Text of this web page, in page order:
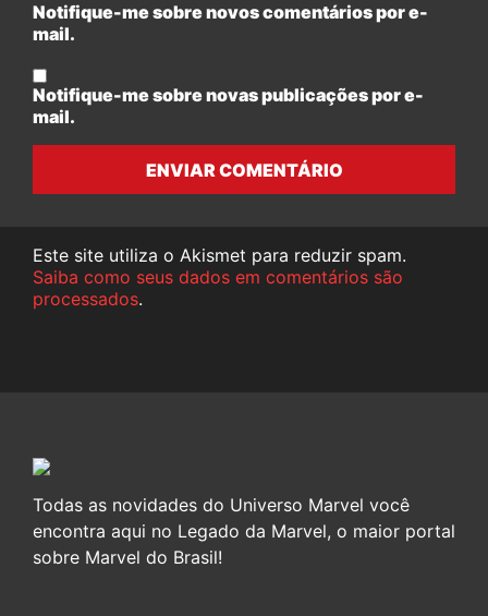
Notifique-me sobre novos comentários por e-
mail.
Notifique-me sobre novas publicações por e-
mail.
ENVIAR COMENTÁRIO
Este site utiliza o Akismet para reduzir spam.
Saiba como seus dados em comentários são
processados.
Todas as novidades do Universo Marvel você
encontra aqui no Legado da Marvel, o maior portal
sobre Marvel do Brasil!